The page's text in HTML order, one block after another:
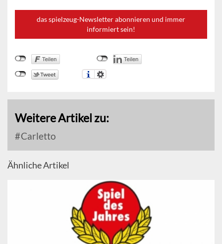
das spielzeug-Newsletter abonnieren und immer
informiert sein!
Weitere Artikel zu:
Carletto
Ähnliche Artikel